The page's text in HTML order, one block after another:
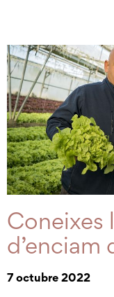
Coneixes
d’enciam
7 octubre 2022